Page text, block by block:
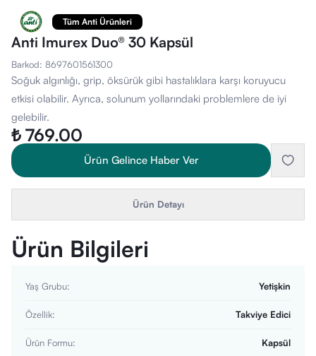
Tüm Anti Ürünleri
Anti Imurex Duo® 30 Kapsül
Barkod: 8697601561300
Soğuk algınlığı, grip, öksürük gibi hastalıklara karşı koruyucu
etkisi olabilir. Ayrıca, solunum yollarındaki problemlere de iyi
gelebilir.
₺ 769.00
Ürün Gelince Haber Ver
Ürün Detayı
Ürün Bilgileri
Yaş Grubu: Yetişkin
Özellik: Takviye Edici
Ürün Formu: Kapsül